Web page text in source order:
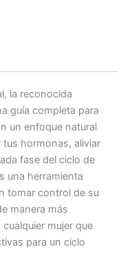
la reconocida
guía completa para
un enfoque natural
tus hormonas, aliviar
fase del ciclo de
una herramienta
tomar control de su
manera más
mujer que
para un ciclo